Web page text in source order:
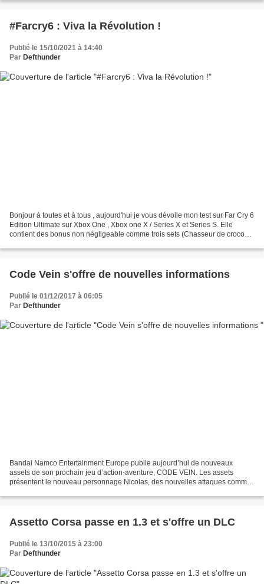
#Farcry6 : Viva la Révolution !
Publié le 15/10/2021 à 14:40
Par Defthunder
Bonjour à toutes et à tous , aujourd'hui je vous dévoile mon test sur Far Cry 6
Edition Ultimate sur Xbox One , Xbox one X / Series X et Series S. Elle
contient des bonus non négligeable comme trois sets (Chasseur de crocos,
Code Vein s'offre de nouvelles informations
Publié le 01/12/2017 à 06:05
Par Defthunder
Bandai Namco Entertainment Europe publie aujourd’hui de nouveaux
assets de son prochain jeu d’action-aventure, CODE VEIN. Les assets
présentent le nouveau personnage Nicolas, des nouvelles attaques comme
Assetto Corsa passe en 1.3 et s'offre un DLC
Publié le 13/10/2015 à 23:00
Par Defthunder